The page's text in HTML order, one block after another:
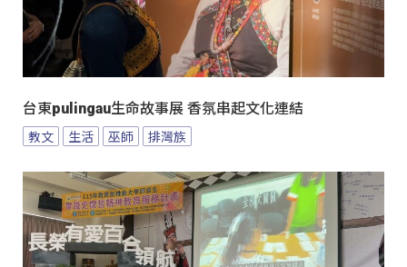
台東pulingau生命故事展 香氛串起文化連結
教文 生活 巫師 排灣族